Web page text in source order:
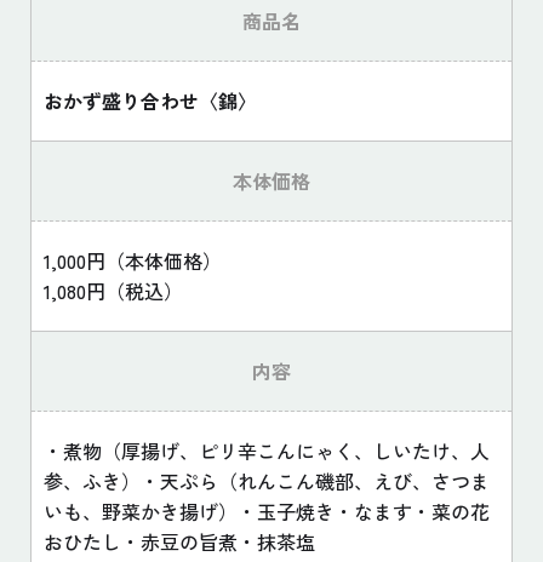
商品名
おかず盛り合わせ〈錦〉
本体価格
1,000円（本体価格）
1,080円（税込）
内容
・煮物（厚揚げ、ピリ辛こんにゃく、しいたけ、人
参、ふき）・天ぷら（れんこん磯部、えび、さつま
いも、野菜かき揚げ）・玉子焼き・なます・菜の花
おひたし・赤豆の旨煮・抹茶塩